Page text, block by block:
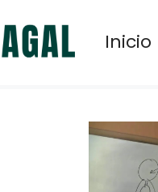
Inicio